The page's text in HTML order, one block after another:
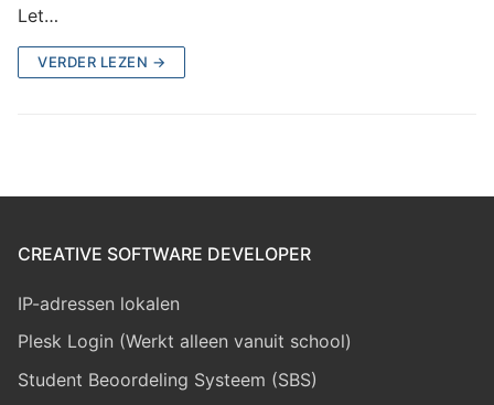
Let…
VERDER LEZEN →
CREATIVE SOFTWARE DEVELOPER
IP-adressen lokalen
Plesk Login (Werkt alleen vanuit school)
Student Beoordeling Systeem (SBS)